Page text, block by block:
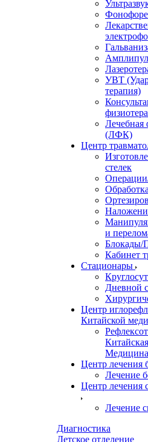
УВТ
терапия)
Лечебная
(ЛФК)
Центр
стелек
и
Блокады/
Кабинет
Стационары
Дневной
Центр
Китайской
Медицина
Центр лечения
Лечение
Центр лечения
Лечение
Диагностика
Детское отделение